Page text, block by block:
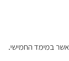
אשר במימד החמישי.